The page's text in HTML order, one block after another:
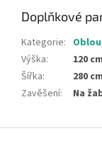
Doplňkové
Kategorie:
Výška:
120 cm
Šířka:
280 cm
Zavěšení: Na